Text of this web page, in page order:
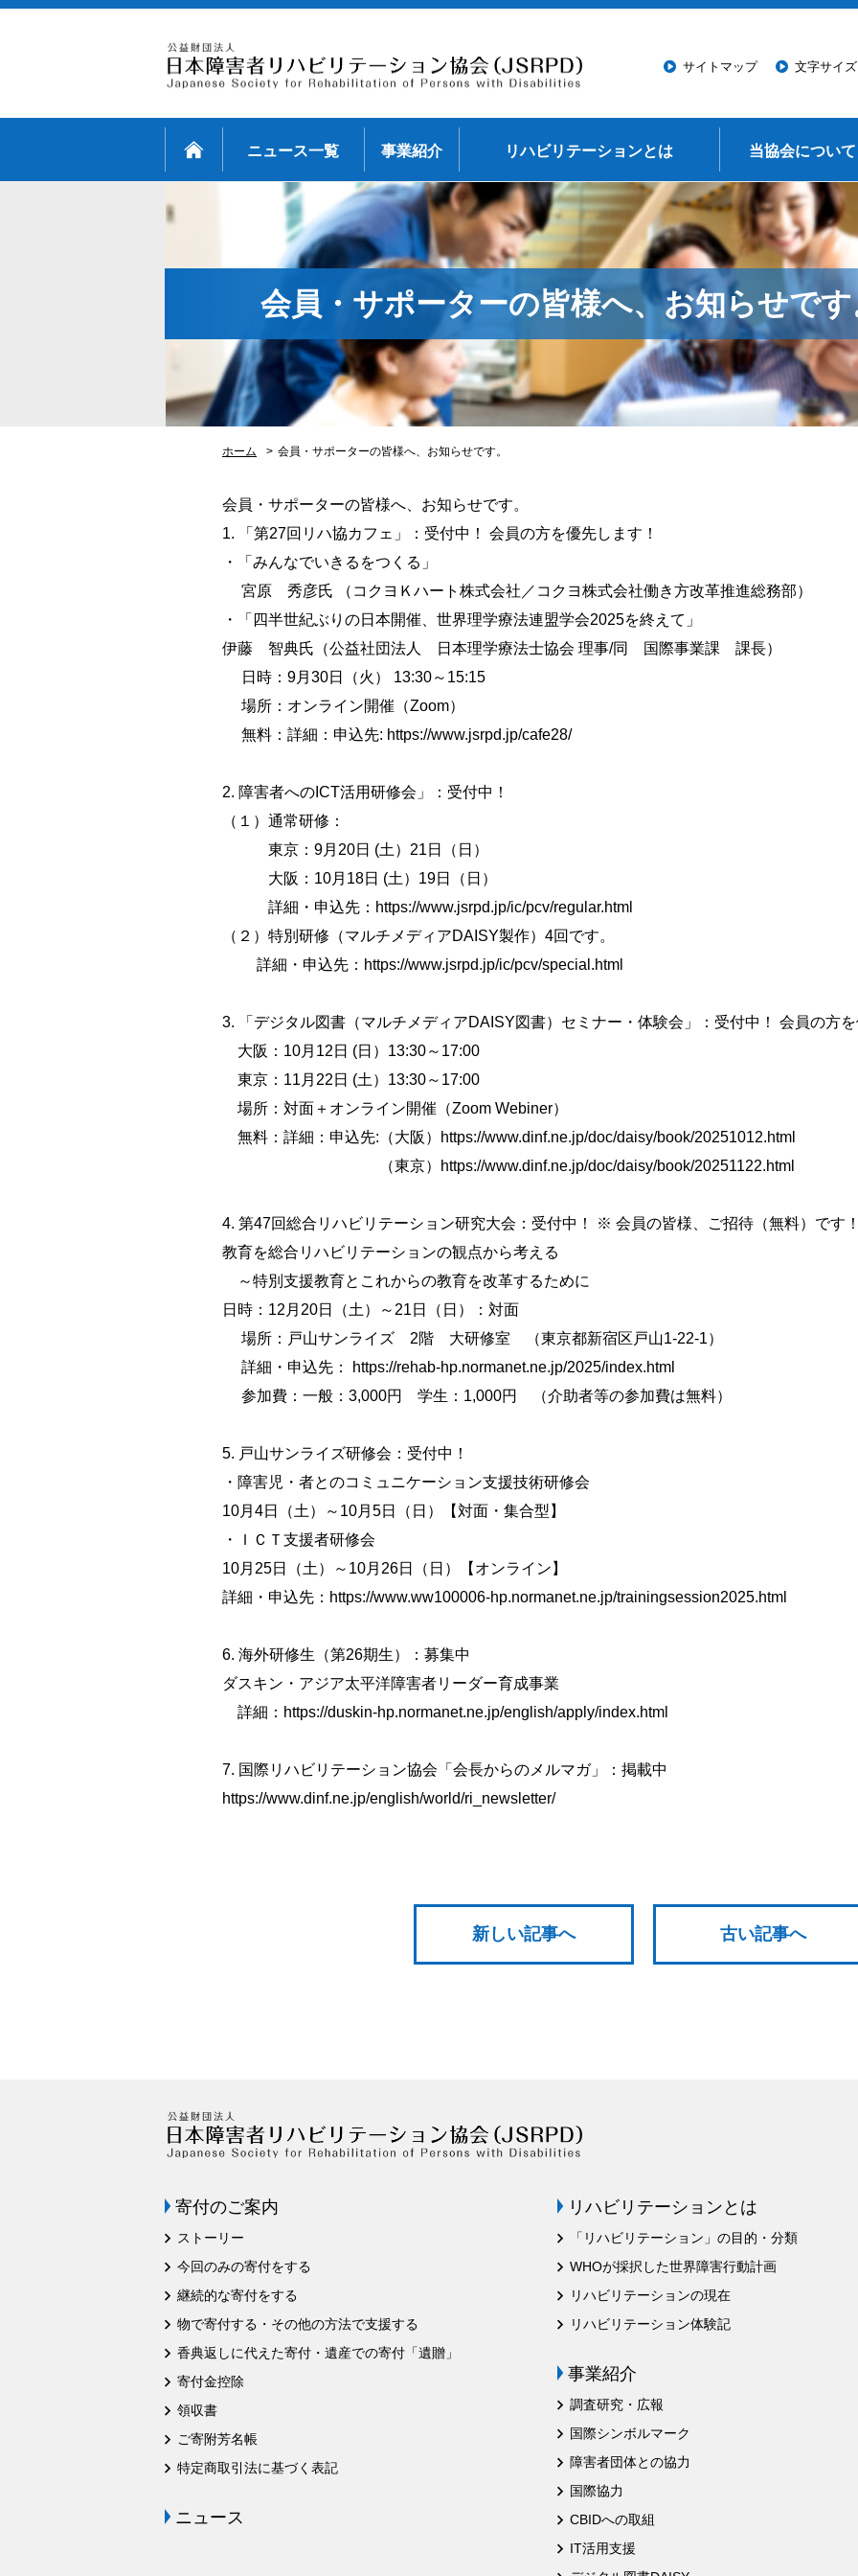
サイトマップ 文字サイ
ニュース一覧 事業紹介 リハビリテーションとは 当協会について
会員・サポーターの皆様へ、お知らせです
ホーム > 会員・サポーターの皆様へ、お知らせです。
会員・サポーターの皆様へ、お知らせです。
1. 「第27回リハ協カフェ」：受付中！ 会員の方を優先します！
・「みんなでいきるをつくる」
宮原 秀彦氏 （コクヨＫハート株式会社／コクヨ株式会社働き方改革推進総務部）
・「四半世紀ぶりの日本開催、世界理学療法連盟学会2025を終えて」
伊藤 智典氏（公益社団法人 日本理学療法士協会 理事/同 国際事業課 課長）
日時：9月30日（火） 13:30～15:15
場所：オンライン開催（Zoom）
無料：詳細：申込先: https://www.jsrpd.jp/cafe28/
2. 障害者へのICT活用研修会」：受付中！
（１）通常研修：
東京：9月20日 (土）21日（日）
大阪：10月18日 (土）19日（日）
詳細・申込先：https://www.jsrpd.jp/ic/pcv/regular.html
（２）特別研修（マルチメディアDAISY製作）4回です。
詳細・申込先：https://www.jsrpd.jp/ic/pcv/special.html
3. 「デジタル図書（マルチメディアDAISY図書）セミナー・体験会」：受付中！ 会員の方を
大阪：10月12日 (日）13:30～17:00
東京：11月22日 (土）13:30～17:00
場所：対面＋オンライン開催（Zoom Webiner）
無料：詳細：申込先:（大阪）https://www.dinf.ne.jp/doc/daisy/book/20251012.html
（東京）https://www.dinf.ne.jp/doc/daisy/book/20251122.html
4. 第47回総合リハビリテーション研究大会：受付中！ ※ 会員の皆様、ご招待（無料）です！
教育を総合リハビリテーションの観点から考える
～特別支援教育とこれからの教育を改革するために
日時：12月20日（土）～21日（日）：対面
場所：戸山サンライズ 2階 大研修室 （東京都新宿区戸山1-22-1）
詳細・申込先： https://rehab-hp.normanet.ne.jp/2025/index.html
参加費：一般：3,000円 学生：1,000円 （介助者等の参加費は無料）
5. 戸山サンライズ研修会：受付中！
・障害児・者とのコミュニケーション支援技術研修会
10月4日（土）～10月5日（日）【対面・集合型】
・ＩＣＴ支援者研修会
10月25日（土）～10月26日（日）【オンライン】
詳細・申込先：https://www.ww100006-hp.normanet.ne.jp/trainingsession2025.html
6. 海外研修生（第26期生）：募集中
ダスキン・アジア太平洋障害者リーダー育成事業
詳細：https://duskin-hp.normanet.ne.jp/english/apply/index.html
7. 国際リハビリテーション協会「会長からのメルマガ」：掲載中
https://www.dinf.ne.jp/english/world/ri_newsletter/
新しい記事へ 古い記事へ
寄付のご案内
ストーリー
今回のみの寄付をする
継続的な寄付をする
物で寄付する・その他の方法で支援する
香典返しに代えた寄付・遺産での寄付「遺贈」
寄付金控除
領収書
ご寄附芳名帳
特定商取引法に基づく表記
ニュース
リハビリテーションとは
「リハビリテーション」の目的・分類
WHOが採択した世界障害行動計画
リハビリテーションの現在
リハビリテーション体験記
事業紹介
調査研究・広報
国際シンボルマーク
障害者団体との協力
国際協力
CBIDへの取組
IT活用支援